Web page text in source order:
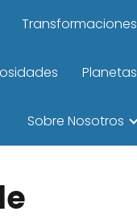
Transformaciones
Planetas
Sobre Nosotros